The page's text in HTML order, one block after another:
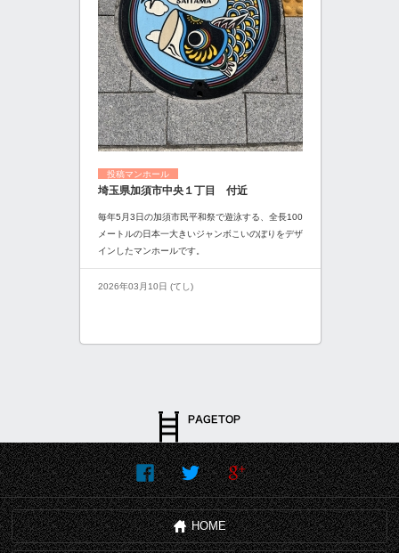
投稿マンホール
埼玉県加須市中央１丁目 付近
毎年5月3日の加須市民平和祭で遊泳する、全長100
メートルの日本一大きいジャンボこいのぼりをデザ
インしたマンホールです。
2026年03月10日 (てし)
HOME